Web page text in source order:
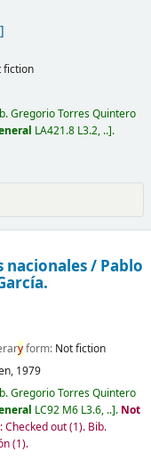
fiction
Gregorio Torres Quintero
LA421.8 L3.2, .. .
/ Pablo
yform: Not fiction
1979
Gregorio Torres Quintero
LC92 M6 L3.6, .. . Not
Checked out(1). Bib.
(1).